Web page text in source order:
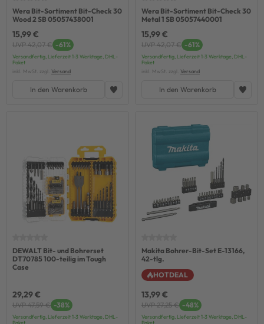
Wera Bit-Sortiment Bit-Check 30
Wood 2 SB 05057438001
15,99 €
UVP 42,07 € -61%
Versandfertig, Lieferzeit 1-3 Werktage, DHL-
Paket
inkl. MwSt. zzgl. Versand
In den Warenkorb
Wera Bit-Sortiment Bit-Check 30
Metal 1 SB 05057440001
15,99 €
UVP 42,07 € -61%
Versandfertig, Lieferzeit 1-3 Werktage, DHL-
Paket
inkl. MwSt. zzgl. Versand
In den Warenkorb
DEWALT Bit- und Bohrerset
DT70785 100-teilig im Tough
Case
29,29 €
UVP 47,59 € -38%
Versandfertig, Lieferzeit 1-3 Werktage, DHL-
Paket
Makita Bohrer-Bit-Set E-13166,
42-tlg.
HOTDEAL
13,99 €
UVP 27,25 € -48%
Versandfertig, Lieferzeit 1-3 Werktage, DHL-
Paket